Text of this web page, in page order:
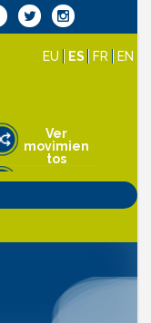
EU ES FR EN
Ver
movimien
tos